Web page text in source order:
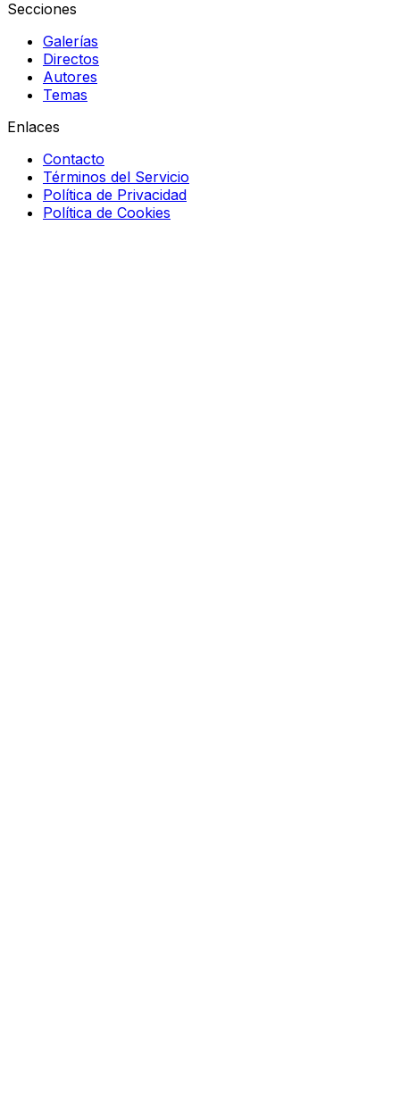
Secciones
Galerías
Directos
Autores
Temas
Enlaces
Contacto
Términos del Servicio
Política de Privacidad
Política de Cookies